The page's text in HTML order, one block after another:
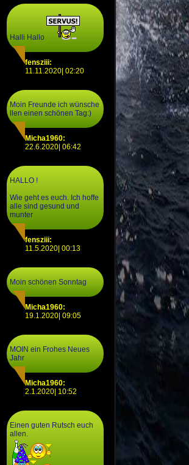
Halli Hallo
fensziii:
11.11.2020| 02:20
Moin Freunde ich wünsche
llen einen schönen Tag:)
Micha1960:
22.6.2020| 06:42
HALLO !
Wie geht es euch. Ich hoffe
alle sind gesund und
munter
fensziii:
11.5.2020| 00:13
Moin schönen Sonntag
Micha1960:
19.1.2020| 09:05
MOIN ein Frohes Neues
Jahr
Micha1960:
2.1.2020| 10:52
Einen guten Rutsch euch
allen.